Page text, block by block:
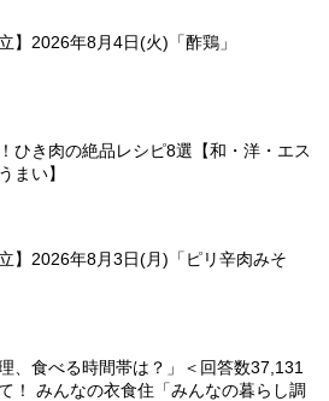
】2026年8月4日(火)「酢鶏」
ひき肉の絶品レシピ8選【和・洋・エス
まい】
立】2026年8月3日(月)「ピリ辛肉みそ
、食べる時間帯は？」＜回答数37,131
！ みんなの衣食住「みんなの暮らし調